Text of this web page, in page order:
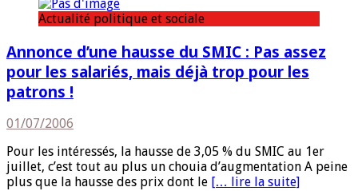
Actualité politique et sociale
Annonce d’une hausse du SMIC : Pas assez
pour les salariés, mais déjà trop pour les
patrons !
01/07/2006
Pour les intéressés, la hausse de 3,05 % du SMIC au 1er
juillet, c’est tout au plus un chouia d’augmentation A peine
plus que la hausse des prix dont le [… lire la suite]